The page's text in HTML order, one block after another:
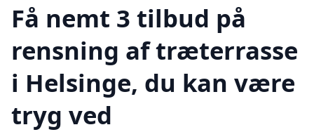
Få nemt 3 tilbud på
rensning af træterrasse
i Helsinge, du kan være
tryg ved